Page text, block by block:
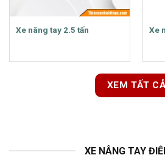
Xe nâng tay 2.5 tấn Xe
XEM TẤT
XE NÂNG TAY